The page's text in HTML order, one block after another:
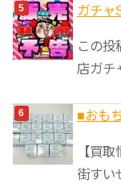
ガチャ
この投
店ガチ
■おも
【買
街すい